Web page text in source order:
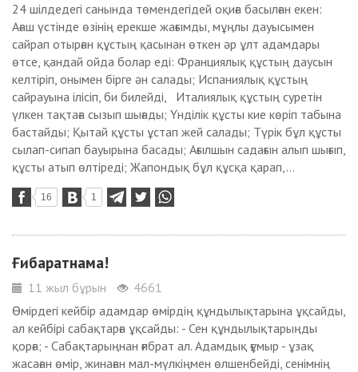
24 шілдедегі санында төмендегідей оқиға басылған екен:
Ағаш үстінде өзінің ерекше жағымды, мұңлы дауысымен
сайрап отырған құстың қасынан өткен әр ұлт адамдары
өтсе, қандай ойда болар еді: Франциялық құстың даусын
келтіріп, онымен бірге ән салады; Испаниялық құстың
сайрауына ілісіп, би билейді, Италиялық құстың суретін
үлкен тақтаға сызып шығады; Үнділік құсты кие көріп табына
бастайды; Қытай құсты ұстап жей салады; Түрік бұл құсты
сылап-сипап бауырына басады; Ағылшын садағын алып шығып,
құсты атып өлтіреді; Жапондық бұл құсқа қарап,...
16 1
Ғибаратнама!
11 жыл бұрын
4661
Өмірдегі кейбір адамдар өмірдің құндылықтарына ұқсайды,
ал кейбірі сабақтарға ұқсайды: - Сен құндылықтарыңды
қорға; - Сабақтарыңнан ғибрат ал. Адамдық ғұмыр - ұзақ
жасаған өмір, жинаған мал-мүлкіңмен өлшенбейді, сенімнің